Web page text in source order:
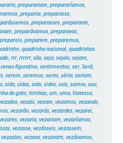
, preparariam, prepararíamos,
, preparas, preparasse,
, preparasses, preparaste,
, preparávamos, preparavas,
prepareis, preparem, preparemos,
, quadrinho nacional, quadrinhos
, rrr, rrrrrr, são, seja, sejais, sejam,
senso figurativo, sentimentos, ser, Será,
, serem, seremos, seres, séria, seriam,
, sida, sidas, sido, sidos, sois, somos, sou,
de gato, tirinhas, um, uma, Vanessa,
, vezais, vezam, vezamos, vezando,
, vezarão, vezarás, vezardes, vezarei,
, vezaria, vezariam, vezaríamos,
, vezasse, vezásseis, vezassem,
vezastes, vezava, vezavam, vezávamos,